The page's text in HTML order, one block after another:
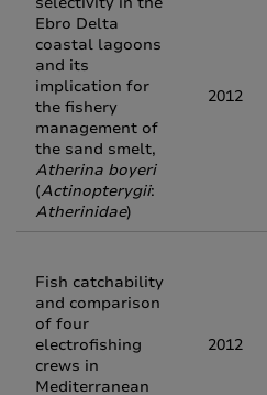
Ebro Delta
coastal lagoons
and its
implication for
the fishery
management of
the sand smelt,
Atherina boyeri
(Actinopterygii:
Atherinidae)
2012
Fish catchability
and comparison
of four
electrofishing
crews in
Mediterranean
2012